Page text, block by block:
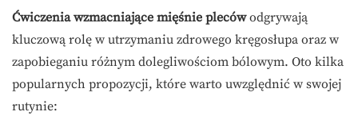
Ćwiczenia wzmacniające mięśnie plecówodgrywają
kluczową rolę w utrzymaniu zdrowego kręgosłupa oraz w
zapobieganiu różnym dolegliwościom bólowym. Oto kilka
popularnych propozycji, które warto uwzględnić w swojej
rutynie: